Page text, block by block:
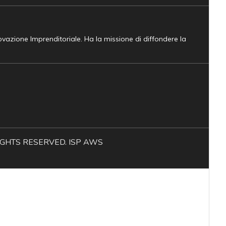
Imprenditoriale. Ha la missione di diffondere la
RESERVED. ISP AWS